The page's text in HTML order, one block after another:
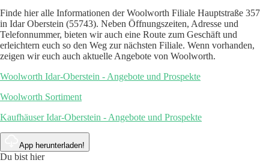
Finde hier alle Informationen der Woolworth Filiale Hauptstraße 357
in Idar Oberstein (55743). Neben Öffnungszeiten, Adresse und
Telefonnummer, bieten wir auch eine Route zum Geschäft und
erleichtern euch so den Weg zur nächsten Filiale. Wenn vorhanden,
zeigen wir euch auch aktuelle Angebote von Woolworth.
Woolworth Idar-Oberstein - Angebote und Prospekte
Woolworth Sortiment
Kaufhäuser Idar-Oberstein - Angebote und Prospekte
App herunterladen!
Du bist hier